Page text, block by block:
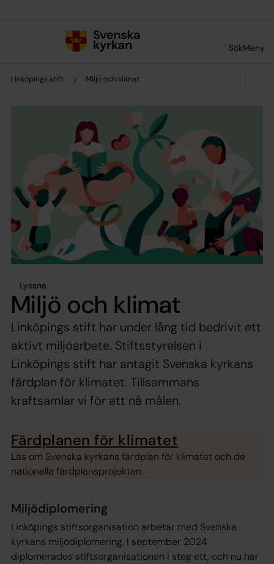
SökMeny
Linköpings stift Miljö och klimat
Lyssna
Miljö och klimat
Linköpings stift har under lång tid bedrivit ett
aktivt miljöarbete. Stiftsstyrelsen i
Linköpings stift har antagit Svenska kyrkans
färdplan för klimatet. Tillsammans
kraftsamlar vi för att nå målen.
Färdplanen för klimatet
Läs om Svenska kyrkans färdplan för klimatet och de
nationella färdplansprojekten.
Miljödiplomering
Linköpings stiftsorganisation arbetar med Svenska
kyrkans miljödiplomering. I september 2024
diplomerades stiftsorganisationen i steg ett, och nu har